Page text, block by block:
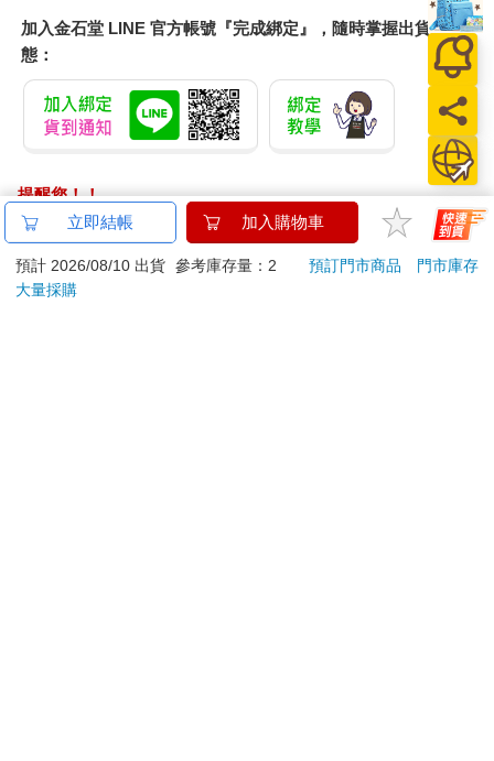
加入金石堂 LINE 官方帳號『完成綁定』，隨時掌握出貨動
態：
提醒您！！
金石堂及銀行均不會請您操作ATM! 如接獲電話要求您前往
ATM提款機，請不要聽從指示，以免受騙上當！
退換貨須知：
立即結帳 加入購物車
預計 2026/08/10 出貨 參考庫存量：2 預訂門市商品
門市庫存
大量採購